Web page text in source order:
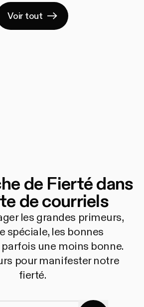
Voir tout
de Fierté dans
de courriels
les grandes primeurs,
spéciale, les bonnes
une moins bonne.
pour manifester notre
fierté.